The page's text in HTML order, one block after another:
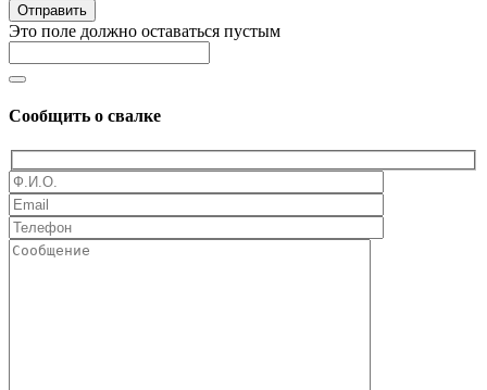
Отправить
Это поле должно оставаться пустым
Сообщить о свалке